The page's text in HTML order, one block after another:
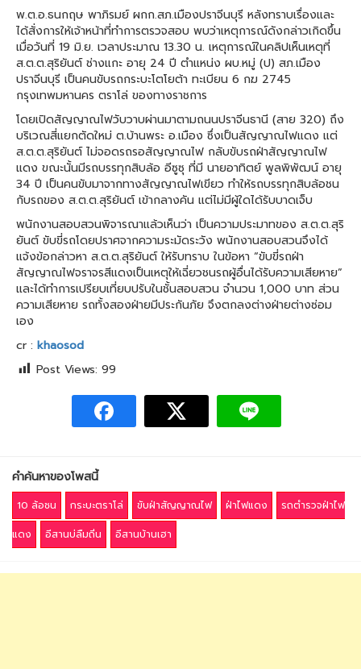
พ.ต.อ.ธนกฤษ พาภิรมย์ ผกก.สภ.เมืองปราจีนบุรี หลังทราบเรื่องและ
ได้สั่งการให้เจ้าหน้าที่ทำการตรวจสอบ พบว่าเหตุการณ์ดังกล่าวเกิดขึ้น
เมื่อวันที่ 19 มิ.ย. เวลาประมาณ 13.30 น. เหตุการณ์ในคลิปเห็นเหตุที่
ส.ต.ต.สุริยันต์ ช่างแกะ อายุ 24 ปี ตำแหน่ง ผบ.หมู่ (ป) สภ.เมือง
ปราจีนบุรี เป็นคนขับรถกระบะโตโยต้า ทะเบียน 6 กฆ 2745
กรุงเทพมหานคร ตราโล่ ของทางราชการ
โดยเปิดสัญญาณไฟวับวาบผ่านมาตามถนนปราจีนธานี (สาย 320) ถึง
บริเวณสี่แยกตัดใหม่ ต.บ้านพระ อ.เมือง ซึ่งเป็นสัญญาณไฟแดง แต่
ส.ต.ต.สุริยันต์ ไม่จอดรถรอสัญญาณไฟ กลับขับรถฝ่าสัญญาณไฟ
แดง ขณะนั้นมีรถบรรทุกสิบล้อ อีซูซุ ที่มี นายอาทิตย์ พูลพิพัฒน์ อายุ
34 ปี เป็นคนขับมาจากทางสัญญาณไฟเขียว ทำให้รถบรรทุกสิบล้อชน
กับรถของ ส.ต.ต.สุริยันต์ เข้ากลางคัน แต่ไม่มีผู้ใดได้รับบาดเจ็บ
พนักงานสอบสวนพิจารณาแล้วเห็นว่า เป็นความประมาทของ ส.ต.ต.สุริ
ยันต์ ขับขี่รถโดยปราศจากความระมัดระวัง พนักงานสอบสวนจึงได้
แจ้งข้อกล่าวหา ส.ต.ต.สุริยันต์ ให้รับทราบ ในข้อหา “ขับขี่รถฝ่า
สัญญาณไฟจราจรสีแดงเป็นเหตุให้เฉี่ยวชนรถผู้อื่นได้รับความเสียหาย”
และได้ทำการเปรียบเที่ยบปรับในชั้นสอบสวน จำนวน 1,000 บาท ส่วน
ความเสียหาย รถทั้งสองฝ่ายมีประกันภัย จึงตกลงต่างฝ่ายต่างซ่อม
เอง
cr : khaosod
Post Views: 99
คำค้นหาของโพสนี้
10 ล้อชน กระบะตราโล่ ขับฝ่าสัญญาณไฟ ฝ่าไฟแดง
รถตำรวจฝ่าไฟ
แดง
อีสานบ่ลืมถิ่น อีสานบ้านเฮา